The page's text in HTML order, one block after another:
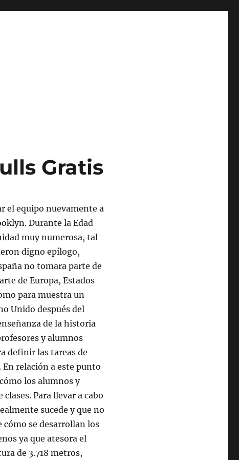
Gratis
el equipo nuevamente a
Durante la Edad
muy numerosa, tal
digno epílogo,
no tomara parte de
de Europa, Estados
para muestra un
Unido después del
de la historia
y alumnos
definir las tareas de
En relación a este punto
los alumnos y
Para llevar a cabo
sucede y que no
cómo se desarrollan los
ya que atesora el
de 3.718 metros,